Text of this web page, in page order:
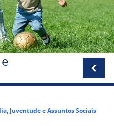
Juventude e Assuntos Sociais